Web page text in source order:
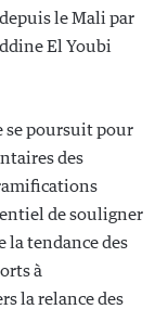
le Mali par
El Youbi
se poursuit pour
des
de souligner
la tendance des
à
la relance des